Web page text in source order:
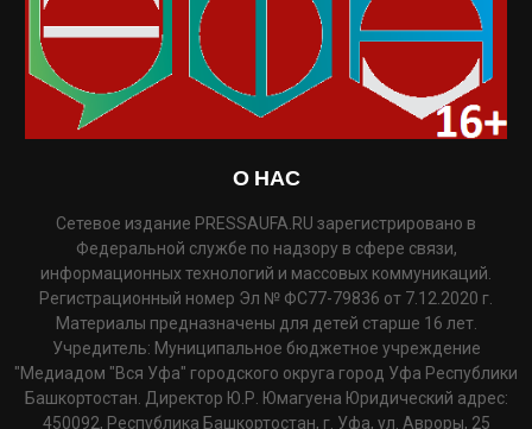
О НАС
Сетевое издание PRESSAUFA.RU зарегистрировано в
Федеральной службе по надзору в сфере связи,
информационных технологий и массовых коммуникаций.
Регистрационный номер Эл № ФС77-79836 от 7.12.2020 г.
Материалы предназначены для детей старше 16 лет.
Учредитель: Муниципальное бюджетное учреждение
"Медиадом "Вся Уфа" городского округа город Уфа Республики
Башкортостан. Директор Ю.Р. Юмагуена Юридический адрес:
450092, Республика Башкортостан, г. Уфа, ул. Авроры, 25